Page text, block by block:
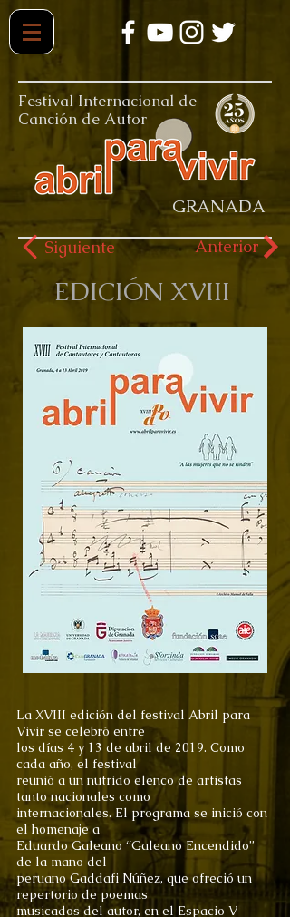
Festival Internacional de
Canción de Autor
GRANADA
Siguiente Anterior
EDICIÓN XVIII
La XVIII edición del festival Abril para
Vivir se celebró entre
los días 4 y 13 de abril de 2019. Como
cada año, el festival
reunió a un nutrido elenco de artistas
tanto nacionales como
internacionales. El programa se inició con
el homenaje a
Eduardo Galeano “Galeano Encendido”
de la mano del
peruano Gaddafi Núñez, que ofreció un
repertorio de poemas
musicados del autor, en el Espacio V